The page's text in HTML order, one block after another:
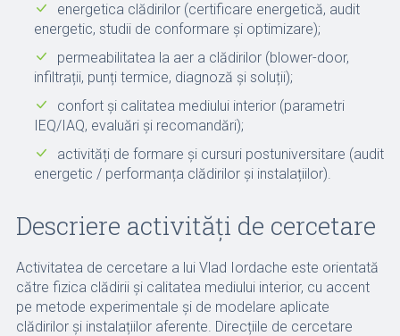
energetica clădirilor (certificare energetică, audit
energetic, studii de conformare și optimizare);
permeabilitatea la aer a clădirilor (blower-door,
infiltrații, punți termice, diagnoză și soluții);
confort și calitatea mediului interior (parametri
IEQ/IAQ, evaluări și recomandări);
activități de formare și cursuri postuniversitare (audit
energetic / performanța clădirilor și instalațiilor).
Descriere activități de cercetare
Activitatea de cercetare a lui Vlad Iordache este orientată
către fizica clădirii și calitatea mediului interior, cu accent
pe metode experimentale și de modelare aplicate
clădirilor și instalațiilor aferente. Direcțiile de cercetare